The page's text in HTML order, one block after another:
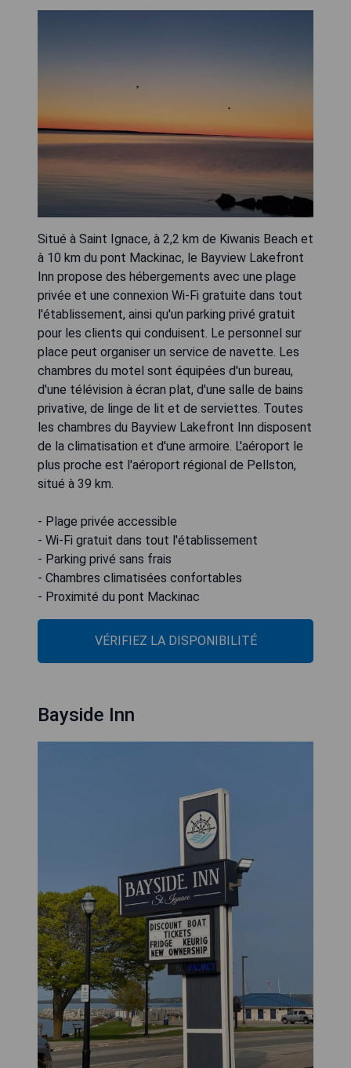
Situé à Saint Ignace, à 2,2 km de Kiwanis Beach et
à 10 km du pont Mackinac, le Bayview Lakefront
Inn propose des hébergements avec une plage
privée et une connexion Wi-Fi gratuite dans tout
l'établissement, ainsi qu'un parking privé gratuit
pour les clients qui conduisent. Le personnel sur
place peut organiser un service de navette. Les
chambres du motel sont équipées d'un bureau,
d'une télévision à écran plat, d'une salle de bains
privative, de linge de lit et de serviettes. Toutes
les chambres du Bayview Lakefront Inn disposent
de la climatisation et d'une armoire. L'aéroport le
plus proche est l'aéroport régional de Pellston,
situé à 39 km.
- Plage privée accessible
- Wi-Fi gratuit dans tout l'établissement
- Parking privé sans frais
- Chambres climatisées confortables
- Proximité du pont Mackinac
VÉRIFIEZ LA DISPONIBILITÉ
Bayside Inn